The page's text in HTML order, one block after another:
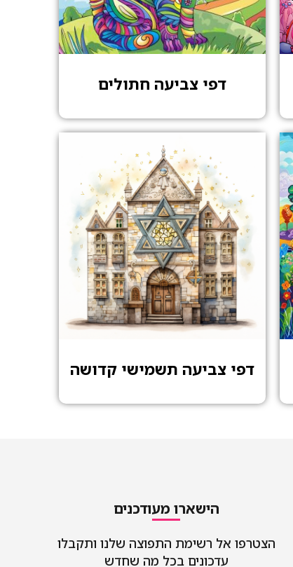
דפי צביעה חתולים
דפי צביעה תשמישי קדושה
הישארו מעודכנים
הצטרפו אל רשימת התפוצה שלנו ותקבלו
עדכונים בכל מה שחדש